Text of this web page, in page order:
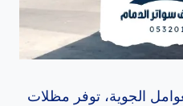
الجوية، توفر مظلات